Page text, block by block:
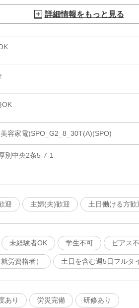
詳細情報をもっと見る
OK
容家電)SPO_G2_8_30T(A)(SPO)
別中央2条5-7-1
迎 主婦(夫)歓迎 土日働ける方歓
未経験者OK 学生不可 ピアス
労資格者） 土日を含む週5日フルタ
あり 労災完備 研修あり